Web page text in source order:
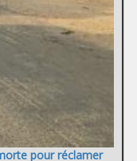
pour réclamer